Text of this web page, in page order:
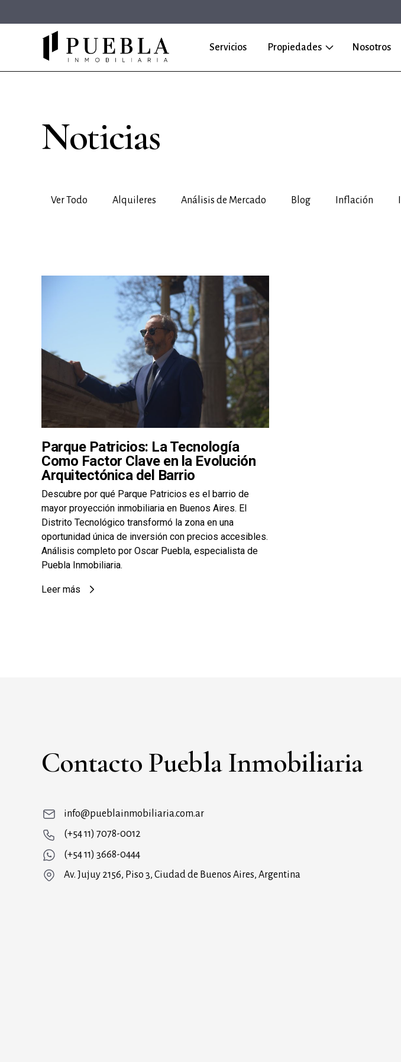
Servicios Propiedades Nosotros
Noticias
Ver Todo Alquileres Análisis de Mercado Blog Inflación
Parque Patricios: La Tecnología
Como Factor Clave en la Evolución
Arquitectónica del Barrio
Descubre por qué Parque Patricios es el barrio de
mayor proyección inmobiliaria en Buenos Aires. El
Distrito Tecnológico transformó la zona en una
oportunidad única de inversión con precios accesibles.
Análisis completo por Oscar Puebla, especialista de
Puebla Inmobiliaria.
Leer más
Contacto Puebla Inmobiliaria
info@pueblainmobiliaria.com.ar
(+54 11) 7078-0012
(+54 11) 3668-0444
Av. Jujuy 2156, Piso 3, Ciudad de Buenos Aires, Argentina